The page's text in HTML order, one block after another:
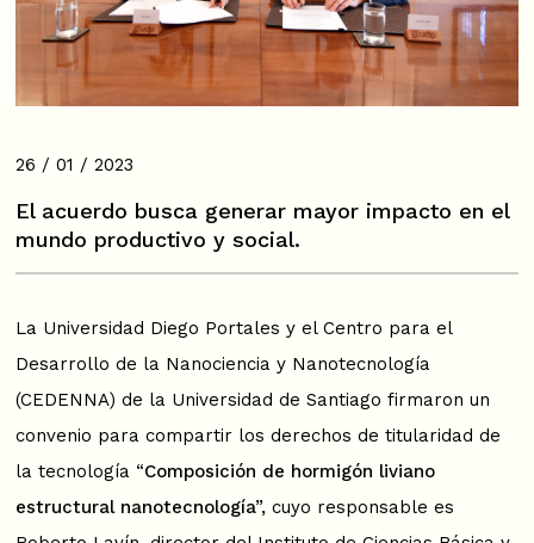
26 / 01 / 2023
El acuerdo busca generar mayor impacto en el
mundo productivo y social.
La Universidad Diego Portales y el Centro para el
Desarrollo de la Nanociencia y Nanotecnología
(CEDENNA) de la Universidad de Santiago firmaron un
convenio para compartir los derechos de titularidad de
la tecnología “Composición de hormigón liviano
estructural nanotecnología”,cuyo responsable es